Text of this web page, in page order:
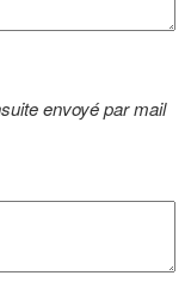
envoyé par mail